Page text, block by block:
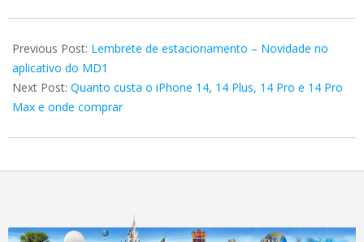
09-
22
Previous Post: Lembrete de estacionamento – Novidade no
aplicativo do MD1
Next Post: Quanto custa o iPhone 14, 14 Plus, 14 Pro e 14 Pro
Max e onde comprar